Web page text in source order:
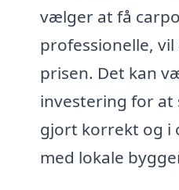
vælger at få
professionelle,
prisen. Det kan
investering for at
gjort korrekt og i
med lokale